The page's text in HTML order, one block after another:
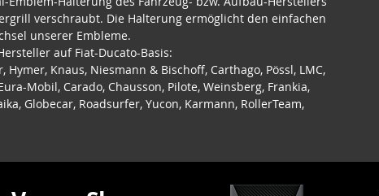
verschraubt. Die Halterung ermöglicht den einfachen
unserer Embleme.
auf Fiat-Ducato-Basis:
Hymer, Knaus, Niesmann & Bischoff, Carthago, Pössl, LMC,
Mobil, Carado, Chausson, Pilote, Weinsberg, Frankia,
Globecar, Roadsurfer, Yucon, Karmann, RollerTeam,